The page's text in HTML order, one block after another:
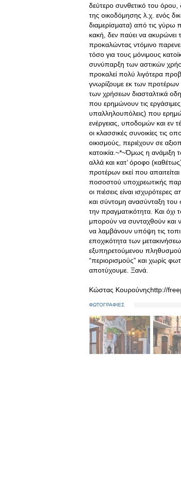
δεύτερο συνθετικό του
της οικοδόμησης λ.χ. ενός
διαμερίσματα) από τις γύρω
κακή, δεν παύει να ακυρώνει
προκαλώντας ντόμινο
τόσο για τους μόνιμους
συνύπαρξη των αστικών
προκαλεί πολύ λιγότερα
γνωρίζουμε εκ των προτέρων
των χρήσεων διασταλτικά
που ερημώνουν τις
υπαλληλουπόλεις) που
ενέργειας, υποδομών και εν
οι κλασσικές συνοικίες τις
οικισμούς, περιέχουν σε
κατοικία.~*~Όμως η ανάμιξη
αλλά και κατ’ όροφο
προτέρων εκεί που
ποσοστού υποχρεωτικής
οι πιέσεις είναι
και σύντομη ανασύνταξη του
την πραγματικότητα. Και
μπορούν να συνταχθούν και
να λαμβάνουν υπόψη τις
εποχικότητα των
εξυπηρετούμενου
“περιορισμούς” και χωρίς
αποτύχουμε. Ξανά.
Κώστας Κουρούνηςhttp://
ΦΩΤΟΓΡΑΦΙΕΣ